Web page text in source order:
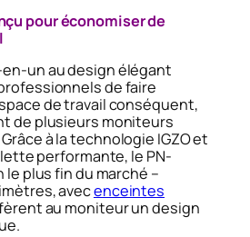
pour économiser de
un au design élégant
de faire
de travail conséquent,
de plusieurs moniteurs
à la technologie IGZO et
performante, le PN-
le plus fin du marché –
avecenceintes
au moniteur un design